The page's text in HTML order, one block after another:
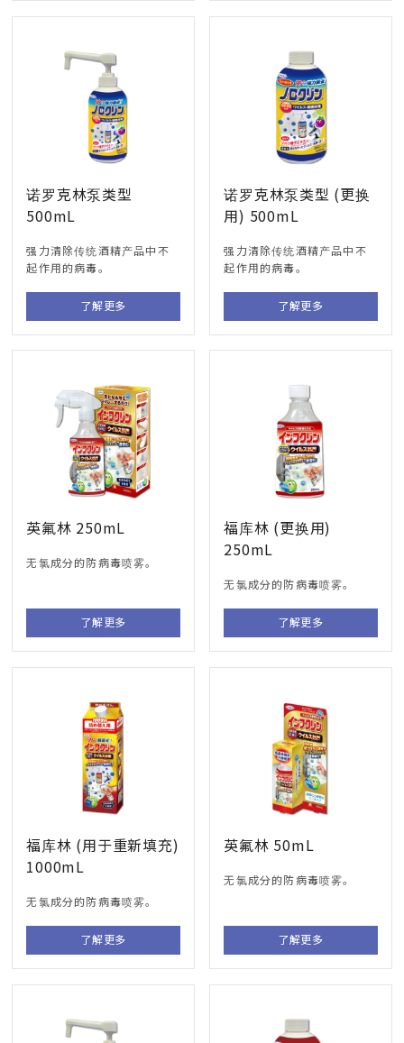
诺罗克林泵类型
500mL
强力清除传统酒精产品中不
起作用的病毒。
了解更多
诺罗克林泵类型 (更换
用) 500mL
强力清除传统酒精产品中不
起作用的病毒。
了解更多
英氟林 250mL
无氯成分的防病毒喷雾。
了解更多
福库林 (更换用)
250mL
无氯成分的防病毒喷雾。
了解更多
福库林 (用于重新填充)
1000mL
无氯成分的防病毒喷雾。
了解更多
英氟林 50mL
无氯成分的防病毒喷雾。
了解更多